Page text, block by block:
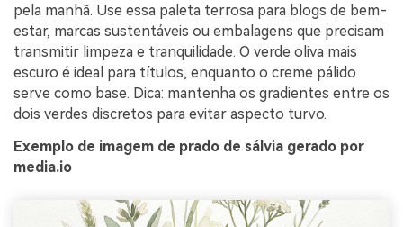
pela manhã. Use essa paleta terrosa para blogs de bem-
estar, marcas sustentáveis ou embalagens que precisam
transmitir limpeza e tranquilidade. O verde oliva mais
escuro é ideal para títulos, enquanto o creme pálido
serve como base. Dica: mantenha os gradientes entre os
dois verdes discretos para evitar aspecto turvo.
Exemplo de imagem de prado de sálvia gerado por
media.io